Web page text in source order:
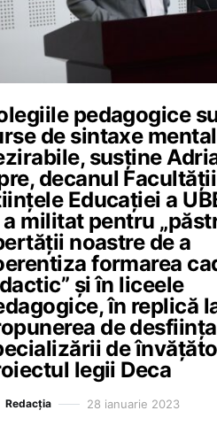
pedagogice
de sintaxe
susține
decanul
Educației a
a militat pentru
noastre de a
formarea
și în liceele
în replică
de
de
legii Deca
Redacția 28 ianuarie 2023